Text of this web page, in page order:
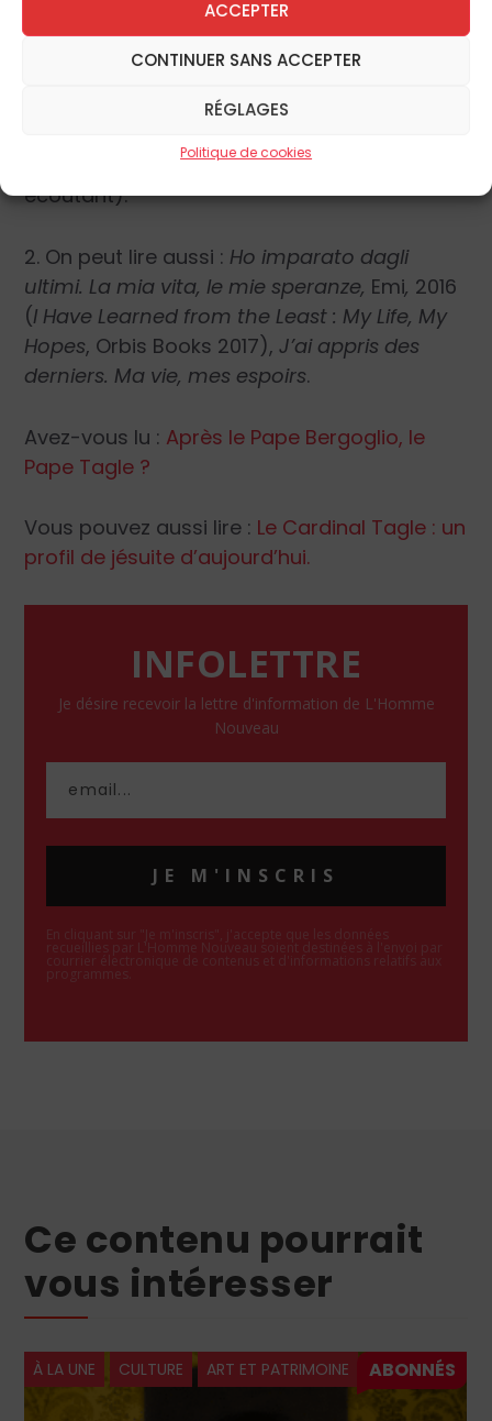
ACCEPTER
CONTINUER SANS ACCEPTER
RÉGLAGES
Politique de cookies
l’Église, il répond qu’il n’en est rien : « le pape
nous ramène à l’Église de Vatican II, tout
simplement ».2
(Luis Antonio Tagle, diriger en
écoutant).
2. On peut lire aussi : Ho imparato dagli
ultimi. La mia vita, le mie speranze, Emi, 2016
(I Have Learned from the Least : My Life, My
Hopes, Orbis Books 2017),J’ai appris des
derniers. Ma vie, mes espoirs.
Avez-vous lu : Après le Pape Bergoglio, le
Pape Tagle ?
Vous pouvez aussi lire : Le Cardinal Tagle : un
profil de jésuite d’aujourd’hui.
INFOLETTRE
Je désire recevoir la lettre d'information de L'Homme
Nouveau
JE M'INSCRIS
En cliquant sur "Je m'inscris", j'accepte que les données
recueillies par L'Homme Nouveau soient destinées à l'envoi par
courrier électronique de contenus et d'informations relatifs aux
programmes.
Ce contenu pourrait
vous intéresser
À LA UNE CULTURE ART ET PATRIMOINE